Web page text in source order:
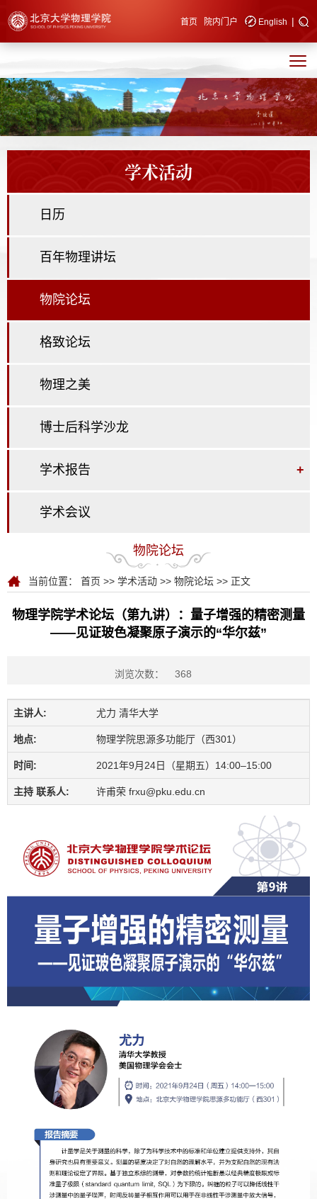
快速导航 首页 院内门户 English |
学术活动
日历
百年物理讲坛
物院论坛
格致论坛
物理之美
博士后科学沙龙
学术报告 +
学术会议
物院论坛
当前位置： 首页 >> 学术活动 >> 物院论坛 >> 正文
物理学院学术论坛（第九讲）：量子增强的精密测量
——见证玻色凝聚原子演示的“华尔兹”
浏览次数： 368
主讲人: 尤力 清华大学
地点: 物理学院思源多功能厅（西301）
时间: 2021年9月24日（星期五）14:00–15:00
主持 联系人: 许甫荣 frxu@pku.edu.cn